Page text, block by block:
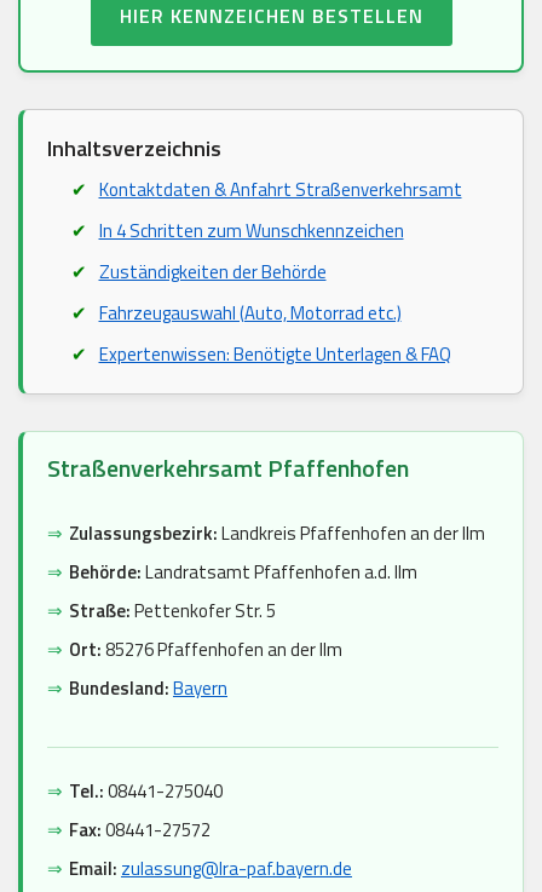
HIER KENNZEICHEN BESTELLEN
Inhaltsverzeichnis
Kontaktdaten & Anfahrt Straßenverkehrsamt
In 4 Schritten zum Wunschkennzeichen
Zuständigkeiten der Behörde
Fahrzeugauswahl (Auto, Motorrad etc.)
Expertenwissen: Benötigte Unterlagen & FAQ
Straßenverkehrsamt Pfaffenhofen
⇒ Zulassungsbezirk:Landkreis Pfaffenhofen an der Ilm
⇒ Behörde:Landratsamt Pfaffenhofen a.d. Ilm
⇒ Straße:Pettenkofer Str. 5
⇒ Ort:85276 Pfaffenhofen an der Ilm
⇒ Bundesland:Bayern
⇒ Tel.:08441-275040
⇒ Fax:08441-27572
⇒ Email: zulassung@lra-paf.bayern.de